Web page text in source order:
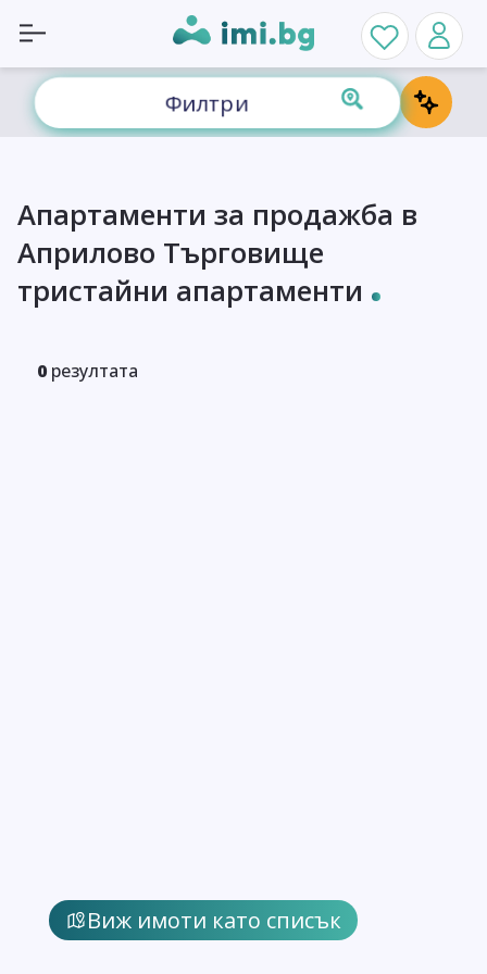
Филтри
Виж имоти като списък
Апартаменти за продажба в
Априлово Търговище
тристайни апартаменти
0 резултата